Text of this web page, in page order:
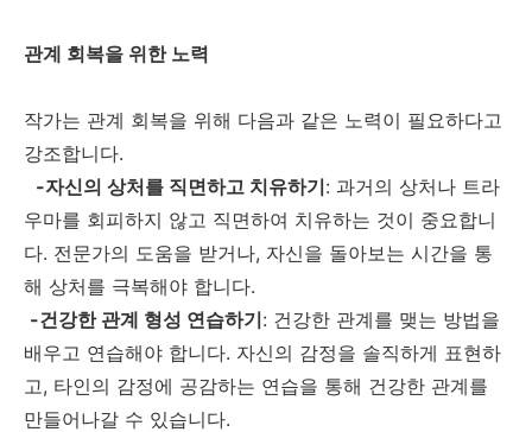
관계 회복을 위한 노력
작가는 관계 회복을 위해 다음과 같은 노력이 필요하다고
강조합니다.
-자신의 상처를 직면하고 치유하기: 과거의 상처나 트라
우마를 회피하지 않고 직면하여 치유하는 것이 중요합니
다. 전문가의 도움을 받거나, 자신을 돌아보는 시간을 통
해 상처를 극복해야 합니다.
-건강한 관계 형성 연습하기: 건강한 관계를 맺는 방법을
배우고 연습해야 합니다. 자신의 감정을 솔직하게 표현하
고, 타인의 감정에 공감하는 연습을 통해 건강한 관계를
만들어나갈 수 있습니다.